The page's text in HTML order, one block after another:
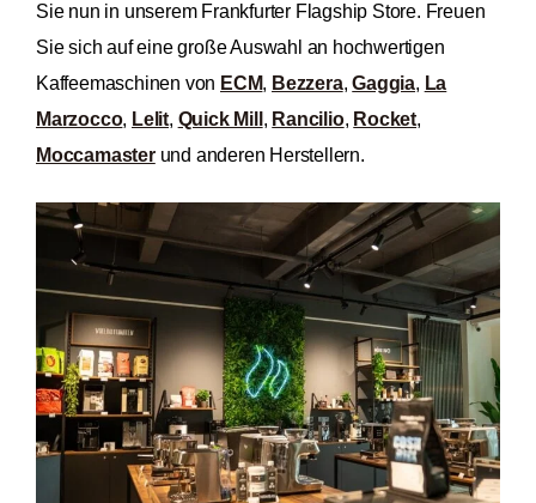
Sie nun in unserem Frankfurter Flagship Store. Freuen
Sie sich auf eine große Auswahl an hochwertigen
Kaffeemaschinen von ECM, Bezzera,Gaggia, La
Marzocco, Lelit, Quick Mill , Rancilio, Rocket,
Moccamasterund anderen Herstellern.